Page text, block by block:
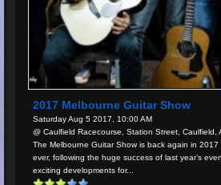
2017 Melbourne Guitar Show
Saturday Aug 5 2017, 10:00 AM
@ Caulfield Racecourse, Station Street, Caulfield,
The Melbourne Guitar Show is back again in
ever, following the huge success of last year’s
exciting developments for...